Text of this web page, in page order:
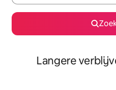
Langere